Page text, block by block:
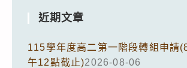
近期文章
115學年度高二第一階段轉組申請
午12點截止)2026-08-06